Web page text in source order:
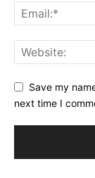
Save my
next time I